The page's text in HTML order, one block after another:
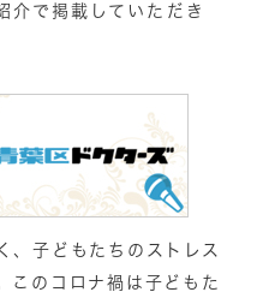
で掲載していただき
、子どもたちのストレス
このコロナ禍は子どもた